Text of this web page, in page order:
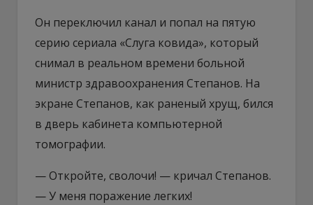
Он переключил канал и попал на пятую
серию сериала «Слуга ковида», который
снимал в реальном времени больной
министр здравоохранения Степанов. На
экране Степанов, как раненый хрущ, бился
в дверь кабинета компьютерной
томографии.
— Откройте, сволочи! — кричал Степанов.
— У меня поражение легких!